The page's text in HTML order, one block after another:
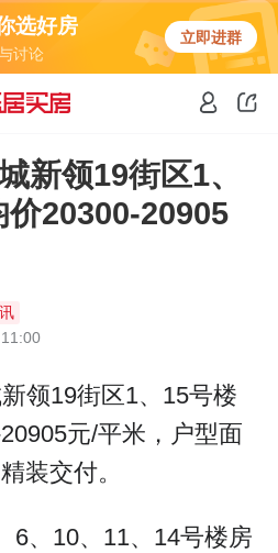
选好房
讨论
立即进群
新领19街区1、
20300-20905
领19街区1、15号楼
元/平米，户型面
装交付。
6、10、11、14号楼房